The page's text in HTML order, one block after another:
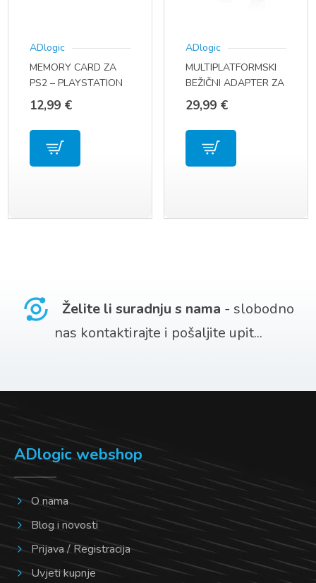
ADlogic
MEMORY CARD ZA
PS2 – PLAYSTATION
2 OD 128 MB
MEMORIJSKA
KARTICA
12,99 €
ADlogic
MULTIPLATFORMSKI
BEŽIČNI ADAPTER ZA
PS4 / PS5 / SWITCH /
WINDOWS
29,99 €
Želite li suradnju s nama - slobodno
nas kontaktirajte i pošaljite upit...
ADlogic webshop
O nama
Blog i novosti
Prijava / Registracija
Uvjeti kupnje